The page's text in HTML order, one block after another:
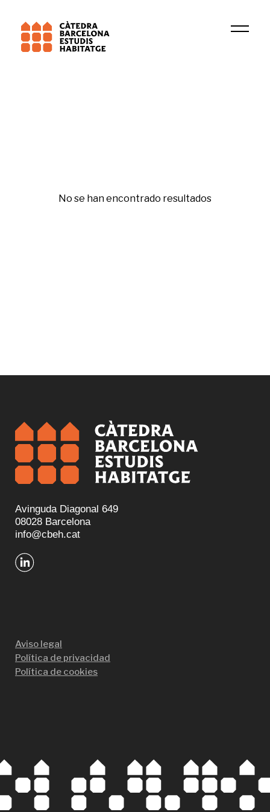
No se han encontrado resultados
Avinguda Diagonal 649
08028 Barcelona
info@cbeh.cat
Aviso legal
Política de privacidad
Política de cookies